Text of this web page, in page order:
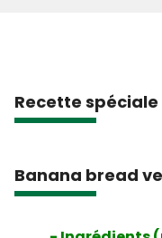
Recette spéciale
Banana bread